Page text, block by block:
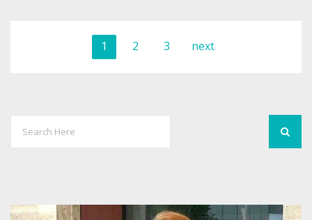
1 2 3 next